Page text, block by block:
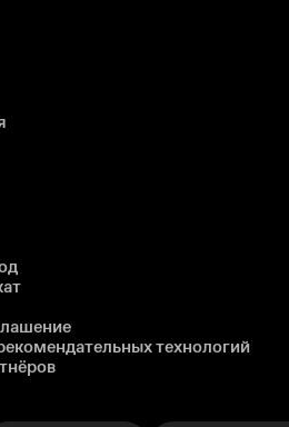
технологий